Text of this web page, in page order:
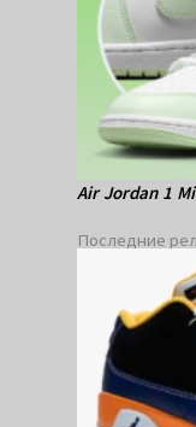
Air Jordan 1
Последние